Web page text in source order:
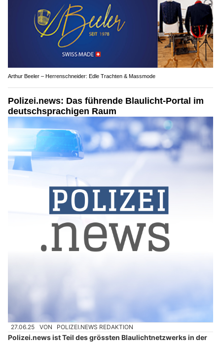
Arthur Beeler – Herrenschneider: Edle Trachten & Massmode
Polizei.news: Das führende Blaulicht-Portal im
deutschsprachigen Raum
27.06.25 VON POLIZEI.NEWS REDAKTION
Polizei.news ist Teil des grössten Blaulichtnetzwerks in der